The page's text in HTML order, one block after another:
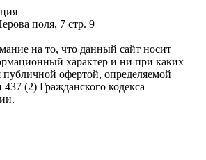
поля, 7 стр. 9
на то, что данный сайт носит
характер и ни при каких
публичной офертой, определяемой
(2) Гражданского кодекса